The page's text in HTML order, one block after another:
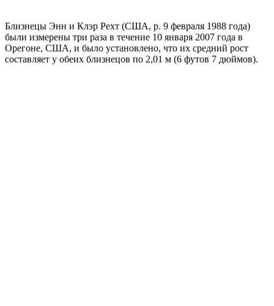
Близнецы Энн и Клэр Рехт (США, р. 9 февраля 1988 года)
были измерены три раза в течение 10 января 2007 года в
Орегоне, США, и было установлено, что их средний рост
составляет у обеих близнецов по 2,01 м (6 футов 7 дюймов).